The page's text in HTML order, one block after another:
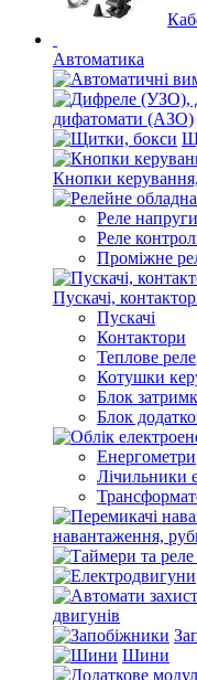
Автоматика
дифатомати (АЗО)
Кнопки
Реле напруги
Реле
Проміжне
Пускачі,
Пускачі
Контактори
Теплове реле
Котушки
Блок
Блок
Енергометри
Лічильники
навантаження,
двигунів
Шини